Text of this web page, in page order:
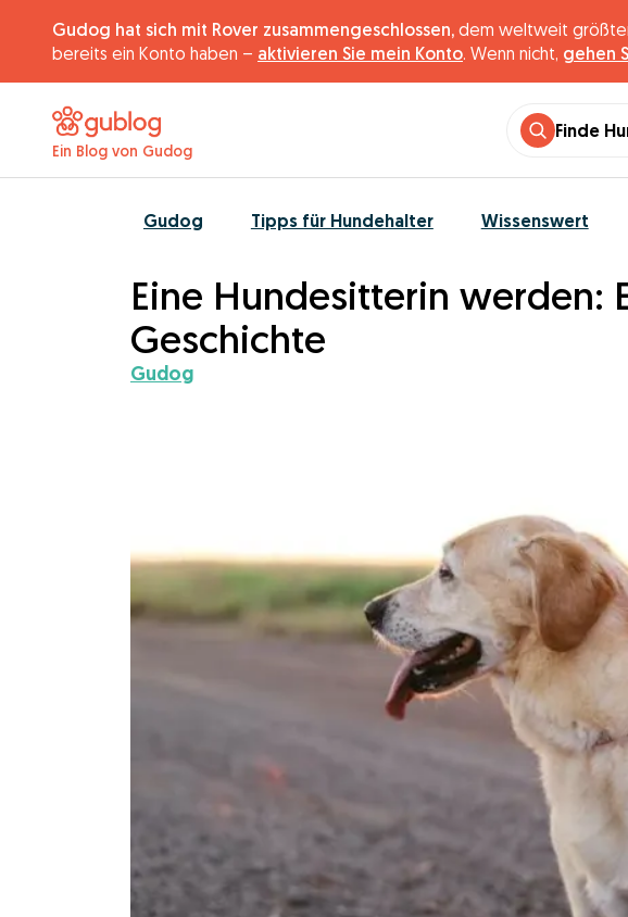
Gudog hat sich mit Rover zusammengeschlossen, dem weltweit
bereits ein Konto haben – aktivieren Sie mein Konto. Wenn nicht, gehen
Ein Blog von Gudog
Finde
Gudog Tipps für Hundehalter Wissenswert
Eine Hundesitterin werden:
Geschichte
Gudog